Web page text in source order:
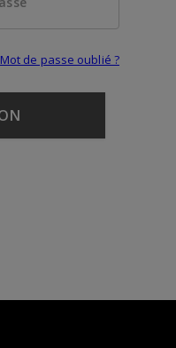
Mot de passe oublié ?